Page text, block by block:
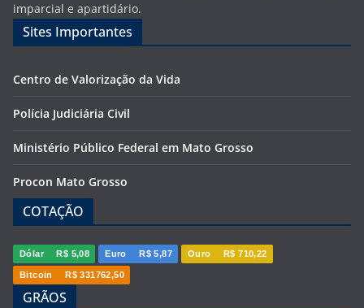
imparcial e apartidário.
Sites Importantes
Centro de Valorização da Vida
Polícia Judiciária Civil
Ministério Público Federal em Mato Grosso
Procon Mato Grosso
COTAÇÃO
Dólar R$ 5,08 Euro R$ 5,87 Ouro R$ 710,22
Bitcoin R$ 331762,50
GRÃOS